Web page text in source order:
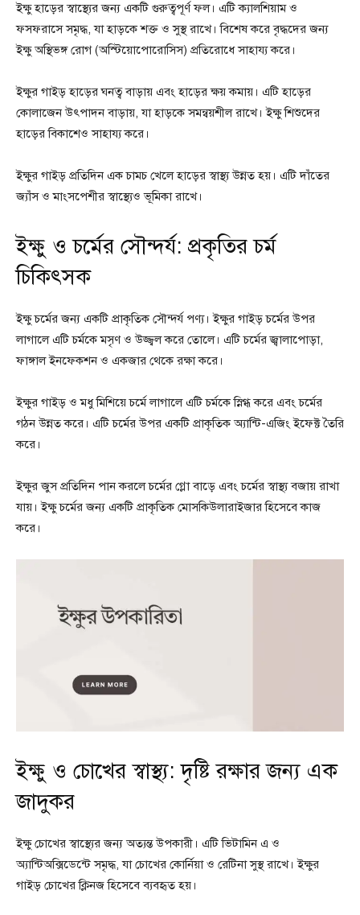
ইক্ষু হাড়ের স্বাস্থ্যের জন্য একটি গুরুত্বপূর্ণ ফল। এটি ক্যালশিয়াম ও
ফসফরাসে সমৃদ্ধ, যা হাড়কে শক্ত ও সুস্থ রাখে। বিশেষ করে বৃদ্ধদের জন্য
ইক্ষু অস্থিভঙ্গ রোগ (অস্টিয়োপোরোসিস) প্রতিরোধে সাহায্য করে।
ইক্ষুর গাইড় হাড়ের ঘনত্ব বাড়ায় এবং হাড়ের ক্ষয় কমায়। এটি হাড়ের
কোলাজেন উৎপাদন বাড়ায়, যা হাড়কে সমন্বয়শীল রাখে। ইক্ষু শিশুদের
হাড়ের বিকাশেও সাহায্য করে।
ইক্ষুর গাইড় প্রতিদিন এক চামচ খেলে হাড়ের স্বাস্থ্য উন্নত হয়। এটি দাঁতের
জ্যাঁস ও মাংসপেশীর স্বাস্থ্যেও ভূমিকা রাখে।
ইক্ষু ও চর্মের সৌন্দর্য: প্রকৃতির চর্ম
চিকিৎসক
ইক্ষু চর্মের জন্য একটি প্রাকৃতিক সৌন্দর্য পণ্য। ইক্ষুর গাইড় চর্মের উপর
লাগালে এটি চর্মকে মসৃণ ও উজ্জ্বল করে তোলে। এটি চর্মের জ্বালাপোড়া,
ফাঙ্গাল ইনফেকশন ও একজার থেকে রক্ষা করে।
ইক্ষুর গাইড় ও মধু মিশিয়ে চর্মে লাগালে এটি চর্মকে স্নিগ্ধ করে এবং চর্মের
গঠন উন্নত করে। এটি চর্মের উপর একটি প্রাকৃতিক অ্যান্টি-এজিং ইফেক্ট তৈরি
করে।
ইক্ষুর জুস প্রতিদিন পান করলে চর্মের গ্লো বাড়ে এবং চর্মের স্বাস্থ্য বজায় রাখা
যায়। ইক্ষু চর্মের জন্য একটি প্রাকৃতিক মোসকিউলারাইজার হিসেবে কাজ
করে।
ইক্ষু ও চোখের স্বাস্থ্য: দৃষ্টি রক্ষার জন্য এক
জাদুকর
ইক্ষু চোখের স্বাস্থ্যের জন্য অত্যন্ত উপকারী। এটি ভিটামিন এ ও
অ্যান্টিঅক্সিডেন্টে সমৃদ্ধ, যা চোখের কোর্নিয়া ও রেটিনা সুস্থ রাখে। ইক্ষুর
গাইড় চোখের ক্লিনজ হিসেবে ব্যবহৃত হয়।